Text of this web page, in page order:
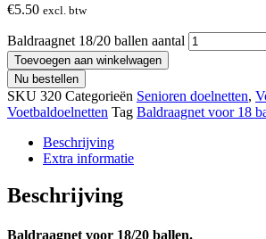
€5.50 excl. btw
Baldraagnet 18/20 ballen aantal
Toevoegen aan winkelwagen
Nu bestellen
SKU 320 Categorieën Senioren doelnetten,
Voetbaldoelnetten Tag Baldraagnet voor 18
Beschrijving
Extra informatie
Beschrijving
Baldraagnet voor 18/20 ballen.